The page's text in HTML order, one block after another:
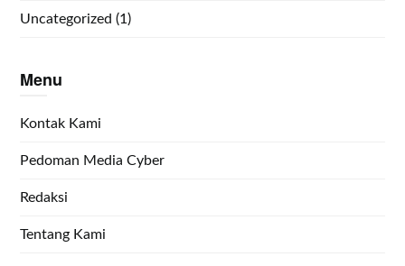
Uncategorized (1)
Menu
Kontak Kami
Pedoman Media Cyber
Redaksi
Tentang Kami